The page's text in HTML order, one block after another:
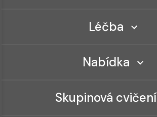
Léčba
Nabídka
Skupinová cvičení